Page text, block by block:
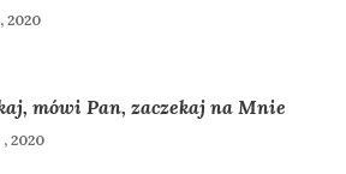
2020
mówi Pan, zaczekaj na Mnie
2020